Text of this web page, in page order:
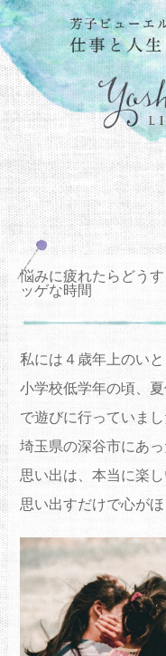
悩みに疲れたらどう
ッゲな時間
私には４歳年上のいと
小学校低学年の頃、
で遊びに行っていまし
埼玉県の深谷市にあ
思い出は、本当に楽し
思い出すだけで心が